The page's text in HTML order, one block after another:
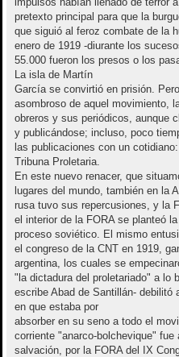
pretexto principal para que la
que siguió al feroz combate de la
enero de 1919 -diurante los
55.000 fueron los presos o los
La isla de Martín
García se convirtió en prisión.
asombroso de aquel movimiento,
obreros y sus periódicos, aunque
y publicándose; incluso, poco
las publicaciones con un cotidiano:
Tribuna Proletaria.
En este nuevo renacer, que
lugares del mundo, también en la
rusa tuvo sus repercusiones, y la
el interior de la FORA se planteó
proceso soviético. El mismo
el congreso de la CNT en 1919,
argentina, los cuales se
"la dictadura del proletariado" a lo
escribe Abad de Santillán-
en que estaba por
absorber en su seno a todo el
corriente "anarco-bolchevique"
salvación, por la FORA del IX